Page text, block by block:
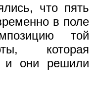
что пять
в поле
той
которая
и они решили